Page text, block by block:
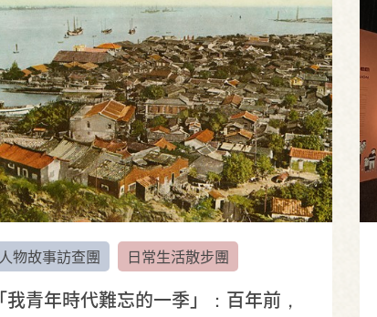
人物故事訪查團 日常生活散步團
「我青年時代難忘的一季」：百年前，